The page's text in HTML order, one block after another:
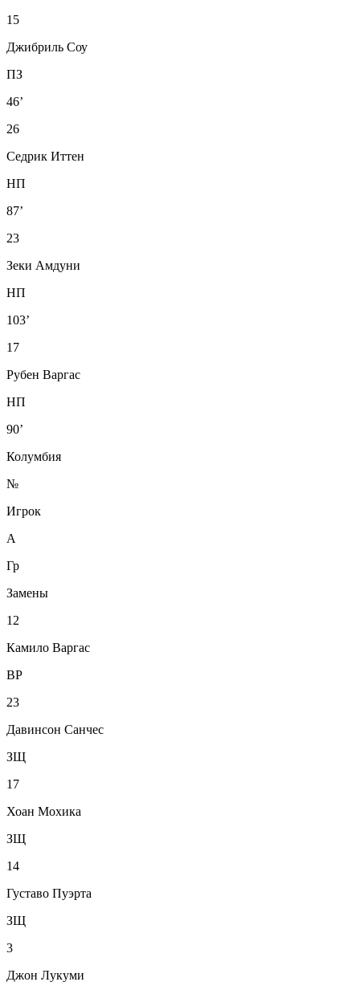
15
Джибриль Соу
ПЗ
46’
26
Седрик Иттен
НП
87’
23
Зеки Амдуни
НП
103’
17
Рубен Варгас
НП
90’
Колумбия
№
Игрок
А
Гр
Замены
12
Камило Варгас
ВР
23
Давинсон Санчес
ЗЩ
17
Хоан Мохика
ЗЩ
14
Густаво Пуэрта
ЗЩ
3
Джон Лукуми